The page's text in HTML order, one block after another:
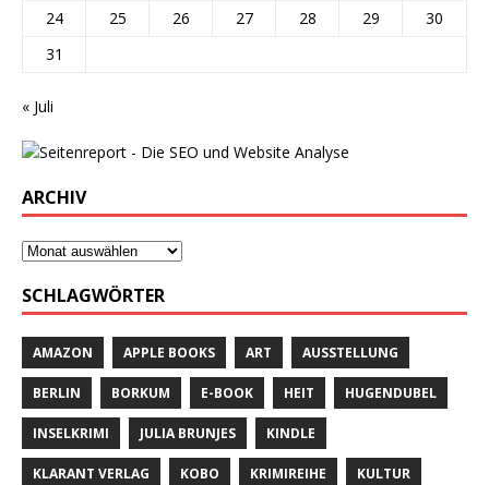
24
25 26 27 28 29
30
31
« Juli
ARCHIV
SCHLAGWÖRTER
AMAZON APPLE BOOKS ART AUSSTELLUNG
BERLIN BORKUM E-BOOK HEIT HUGENDUBEL
INSELKRIMI JULIA BRUNJES KINDLE
KLARANT VERLAG KOBO KRIMIREIHE KULTUR